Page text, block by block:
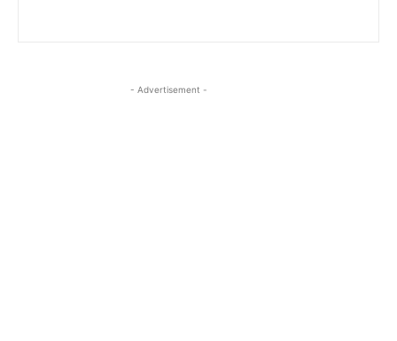
- Advertisement -